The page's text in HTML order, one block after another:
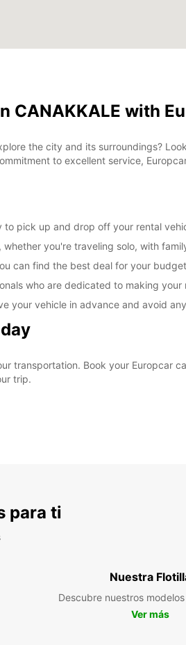
CANAKKALE with
the city and its surroundings?
to excellent service,
to pick up and drop off your rental
you're traveling solo, with
can find the best deal for your
who are dedicated to making
your vehicle in advance and avoid
transportation. Book your Europcar
trip.
para ti
Nuestra
Descubre nuestros
Ver más